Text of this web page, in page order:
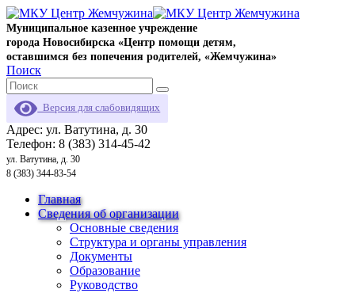
Муниципальное казенное учреждение
города Новосибирска «Центр помощи детям,
оставшимся без попечения родителей, «Жемчужина»
Поиск
Версия для слабовидящих
Адрес: ул. Ватутина, д. 30
Телефон: 8 (383) 314-45-42
ул. Ватутина, д. 30
8 (383) 344-83-54
Главная
Сведения об организации
Основные сведения
Структура и органы управления
Документы
Образование
Руководство